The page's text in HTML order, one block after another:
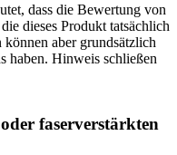
dass die Bewertung von
dieses Produkt tatsächlich
aber grundsätzlich
haben. Hinweis schließen
faserverstärkten